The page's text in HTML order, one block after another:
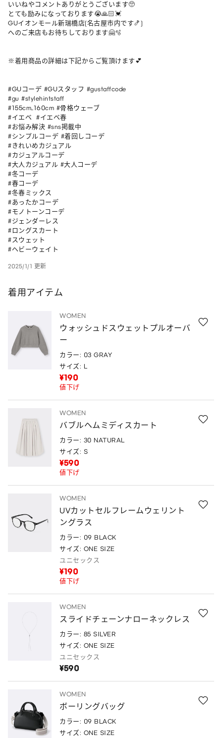
いいねやコメントありがとうございます🥺
とても励みになっております😭🙏🏻💓
GUイオンモール新瑞橋店(名古屋市内です🍤)
へのご来店もお待ちしております🤗🫧
※着用商品の詳細は下記からご覧頂けます💕
#GUコーデ #GUスタッフ #gustaffcode
#gu #stylehintstaff
#155cm_160cm #骨格ウェーブ
#イエベ  #イエベ春
#お悩み解決 #sns掲載中
#シンプルコーデ #着回しコーデ
#きれいめカジュアル
#カジュアルコーデ
#大人カジュアル #大人コーデ
#冬コーデ
#春コーデ
#冬春ミックス
#あったかコーデ
#モノトーンコーデ
#ジェンダーレス
#ロングスカート
#スウェット
#ヘビーウェイト
2025/1/1 更新
着用アイテム
WOMEN
ウォッシュドスウェットプルオーバ
ー
カラー: 03 GRAY
サイズ: L
¥190
値下げ
WOMEN
バブルヘムミディスカート
カラー: 30 NATURAL
サイズ: S
¥590
値下げ
WOMEN
UVカットセルフレームウェリント
ングラス
カラー: 09 BLACK
サイズ: ONE SIZE
ユニセックス
¥190
値下げ
WOMEN
スライドチェーンナローネックレス
カラー: 85 SILVER
サイズ: ONE SIZE
ユニセックス
¥590
WOMEN
ボーリングバッグ
カラー: 09 BLACK
サイズ: ONE SIZE